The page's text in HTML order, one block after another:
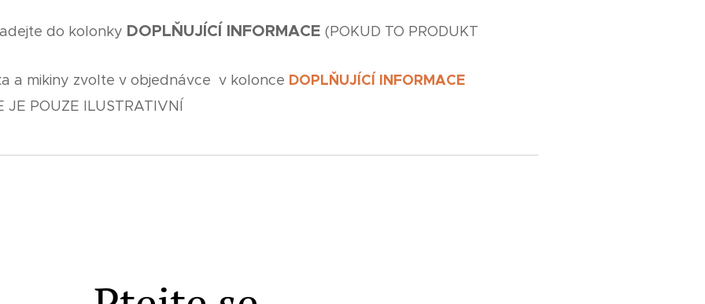
do kolonky DOPLŇUJÍCÍ INFORMACE (POKUD TO PRODUKT
a mikiny zvolte v objednávce v kolonce DOPLŇUJÍCÍ INFORMACE
JE POUZE ILUSTRATIVNÍ